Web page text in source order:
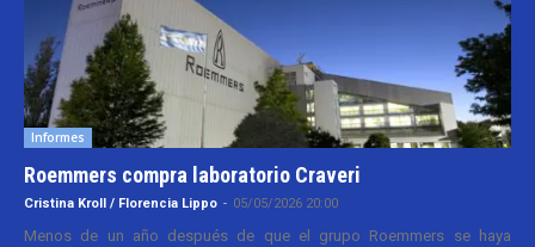
Informes
Roemmers compra laboratorio Craveri
Cristina Kroll / Florencia Lippo - 05/05/2026 20:00
Menos de un año después de que el grupo Roemmers se haya